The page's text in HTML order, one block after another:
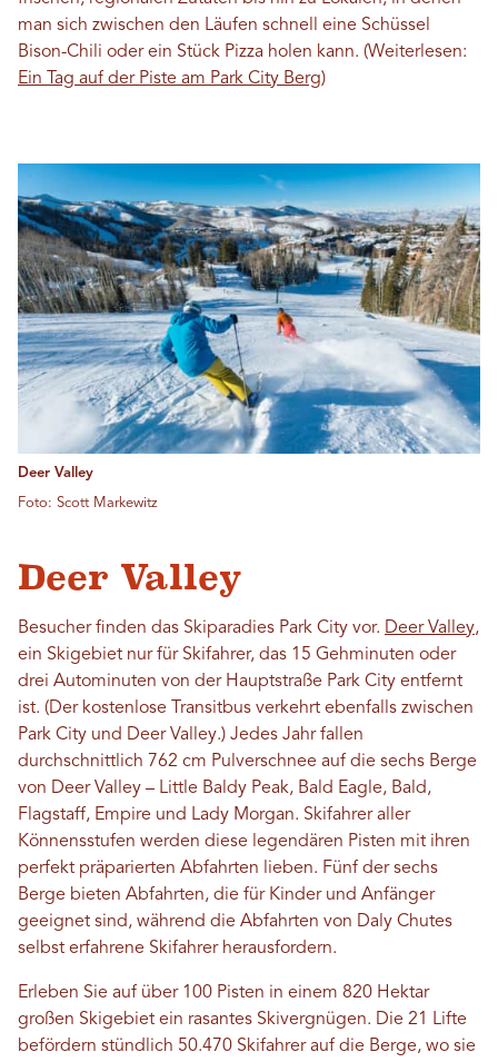
man sich zwischen den Läufen schnell eine Schüssel
Bison-Chili oder ein Stück Pizza holen kann. (Weiterlesen:
Ein Tag auf der Piste am Park City Berg)
Deer Valley
Foto: Scott Markewitz
Deer Valley
Besucher finden das Skiparadies Park City vor. Deer Valley,
ein Skigebiet nur für Skifahrer, das 15 Gehminuten oder
drei Autominuten von der Hauptstraße Park City entfernt
ist. (Der kostenlose Transitbus verkehrt ebenfalls zwischen
Park City und Deer Valley.) Jedes Jahr fallen
durchschnittlich 762 cm Pulverschnee auf die sechs Berge
von Deer Valley – Little Baldy Peak, Bald Eagle, Bald,
Flagstaff, Empire und Lady Morgan. Skifahrer aller
Könnensstufen werden diese legendären Pisten mit ihren
perfekt präparierten Abfahrten lieben. Fünf der sechs
Berge bieten Abfahrten, die für Kinder und Anfänger
geeignet sind, während die Abfahrten von Daly Chutes
selbst erfahrene Skifahrer herausfordern.
Erleben Sie auf über 100 Pisten in einem 820 Hektar
großen Skigebiet ein rasantes Skivergnügen. Die 21 Lifte
befördern stündlich 50.470 Skifahrer auf die Berge, wo sie